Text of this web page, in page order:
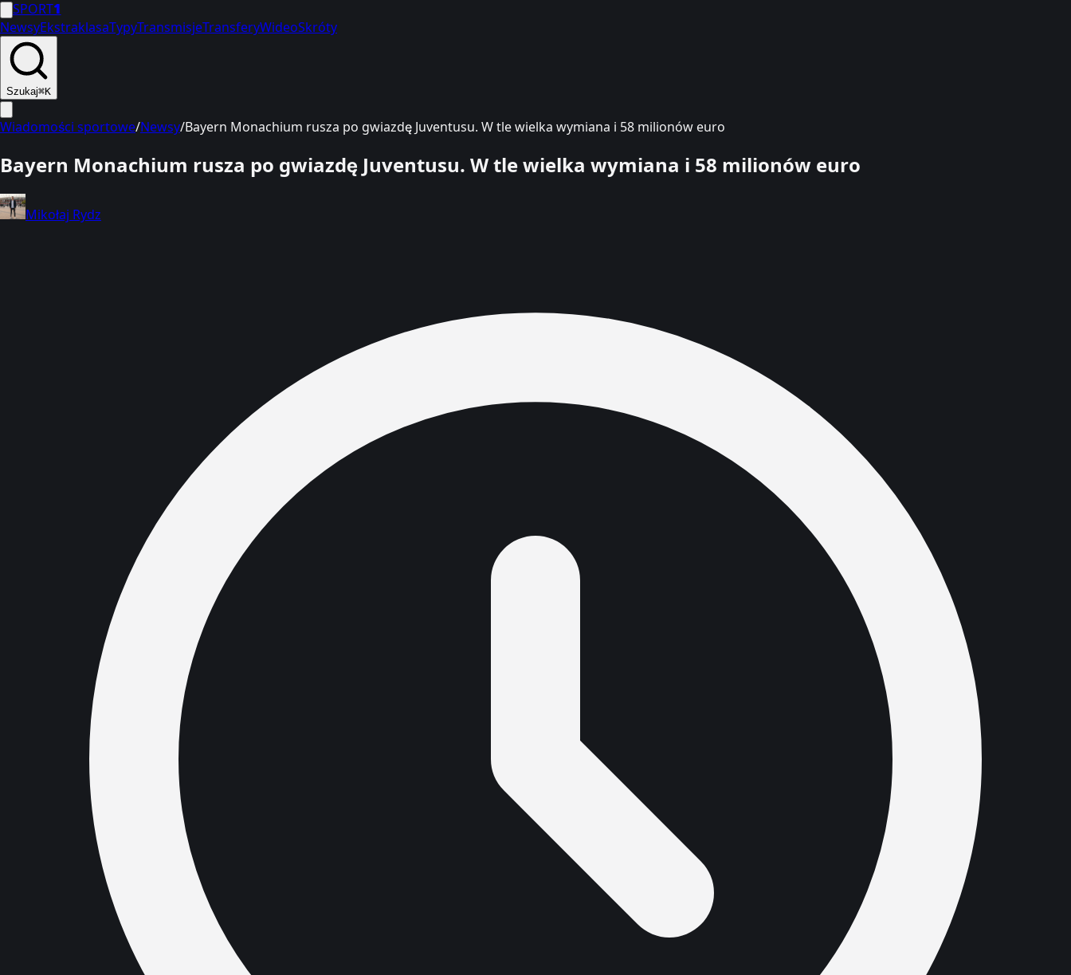
SPORT1
NewsyEkstraklasaTypyTransmisjeTransferyWideoSkróty
Szukaj⌘K
Wiadomości sportowe/Newsy/Bayern Monachium rusza po gwiazdę Juventusu. W tle wielka wymiana i 58 milionów euro
Bayern Monachium rusza po gwiazdę Juventusu. W tle wielka wymiana i 58 milionów euro
Mikołaj Rydz